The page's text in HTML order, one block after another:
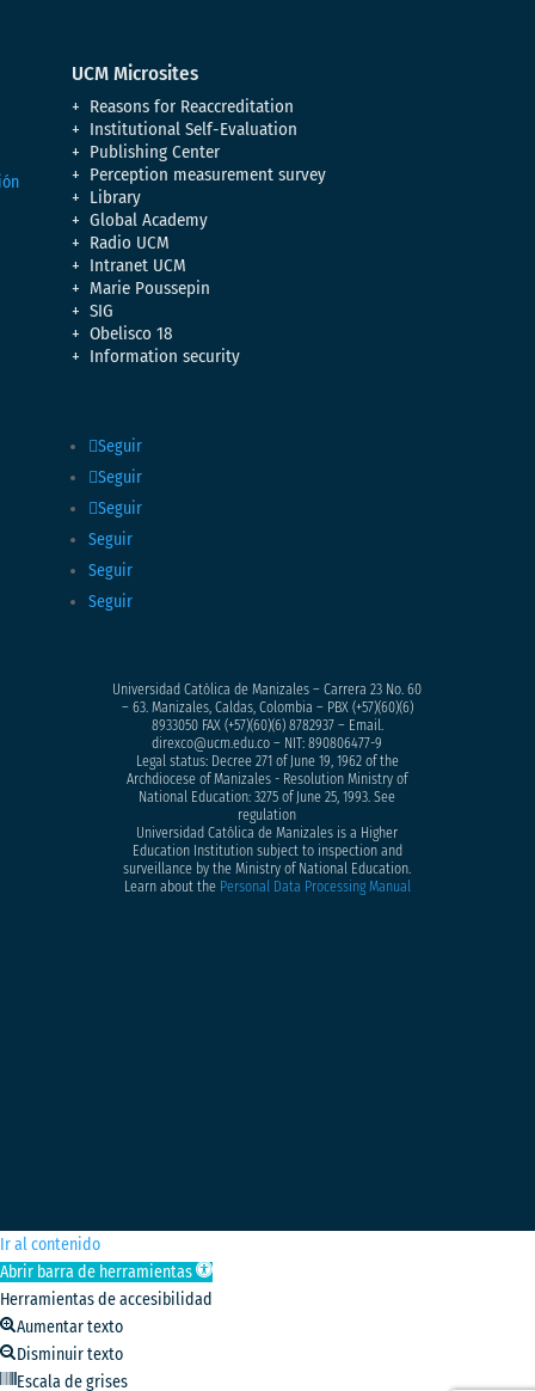
UCM Microsites
Reasons for Reaccreditation
Institutional Self-Evaluation
Publishing Center
Perception measurement survey
Library
Global Academy
Radio UCM
Intranet UCM
Marie Poussepin
SIG
Obelisco 18
Information security
Seguir
Seguir
Seguir
Seguir
Seguir
Seguir
Universidad Católica de Manizales – Carrera 23 No. 60
– 63. Manizales, Caldas, Colombia – PBX (+57)(60)(6)
8933050FAX (+57)(60)(6) 8782937 – Email.
direxco@ucm.edu.co – NIT: 890806477-9
Legal status: Decree 271 of June 19, 1962 of the
Archdiocese of Manizales - Resolution Ministry of
National Education: 3275 of June 25, 1993. See
regulation
Universidad Católica de Manizales is a Higher
Education Institution subject to inspection and
surveillance by the Ministry of National Education.
Learn about the Personal Data Processing Manual
Ir al contenido
Abrir barra de herramientas
Herramientas de accesibilidad
Aumentar texto
Disminuir texto
Escala de grises